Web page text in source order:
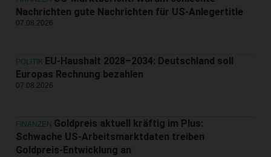
Nachrichten gute Nachrichten für US-Anlegertitle
07.08.2026
POLITIK EU-Haushalt 2028–2034: Deutschland soll
Europas Rechnung bezahlen
07.08.2026
FINANZEN Goldpreis aktuell kräftig im Plus:
Schwache US-Arbeitsmarktdaten treiben
Goldpreis-Entwicklung an